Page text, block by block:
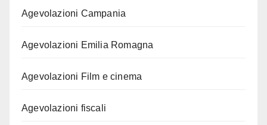
Agevolazioni Campania
Agevolazioni Emilia Romagna
Agevolazioni Film e cinema
Agevolazioni fiscali